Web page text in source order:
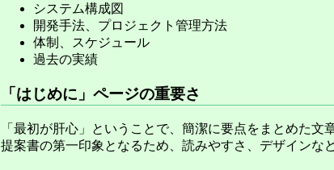
システム構成図
開発手法、プロジェクト管理方法
体制、スケジュール
過去の実績
「はじめに」ページの重要さ
「最初が肝心」ということで、簡潔に要点をまとめた文
提案書の第一印象となるため、読みやすさ、デザインな